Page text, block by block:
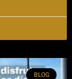
BLOG